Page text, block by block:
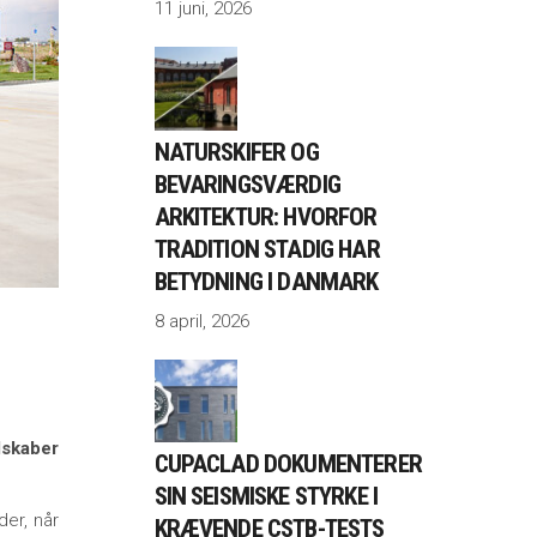
når
11 juni, 2026
NATURSKIFER OG
BEVARINGSVÆRDIG
ARKITEKTUR: HVORFOR
TRADITION STADIG HAR
BETYDNING I DANMARK
8 april, 2026
CUPACLAD DOKUMENTERER
SIN SEISMISKE STYRKE I
KRÆVENDE CSTB-TESTS